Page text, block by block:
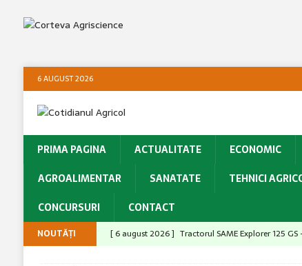
6 AUGUST 2026
PRIMA PAGINA ACTUALITATE ECONOMIC
AGROALIMENTAR
SANATATE TEHNICI
CONCURSURI
CONTACT
NOUTĂȚI [ 6 august 2026 ] Tractorul SAME Explorer 125